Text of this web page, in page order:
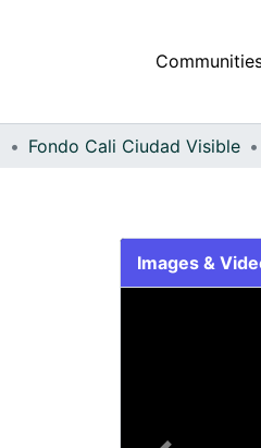
Fondo Cali Ciudad Visible
Images &